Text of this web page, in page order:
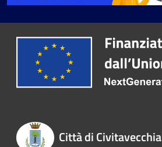
Città di Civitavecchia